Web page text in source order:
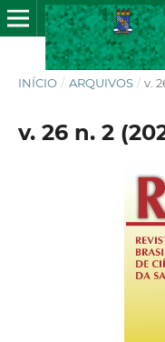
INÍCIO / ARQUIVOS / v.
v. 26 n. 2